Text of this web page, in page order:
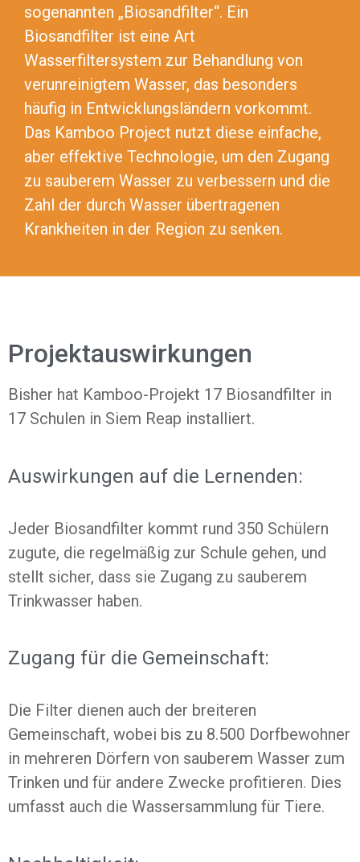
sogenannten „Biosandfilter“. Ein
Biosandfilter ist eine Art
Wasserfiltersystem zur Behandlung von
verunreinigtem Wasser, das besonders
häufig in Entwicklungsländern vorkommt.
Das Kamboo Project nutzt diese einfache,
aber effektive Technologie, um den Zugang
zu sauberem Wasser zu verbessern und die
Zahl der durch Wasser übertragenen
Krankheiten in der Region zu senken.
Projektauswirkungen
Bisher hat Kamboo-Projekt 17 Biosandfilter in
17 Schulen in Siem Reap installiert.
Auswirkungen auf die Lernenden:
Jeder Biosandfilter kommt rund 350 Schülern
zugute, die regelmäßig zur Schule gehen, und
stellt sicher, dass sie Zugang zu sauberem
Trinkwasser haben.
Zugang für die Gemeinschaft:
Die Filter dienen auch der breiteren
Gemeinschaft, wobei bis zu 8.500 Dorfbewohner
in mehreren Dörfern von sauberem Wasser zum
Trinken und für andere Zwecke profitieren. Dies
umfasst auch die Wassersammlung für Tiere.